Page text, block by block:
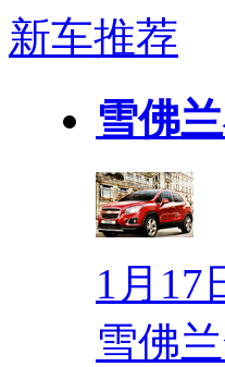
新车推荐
雪佛
1月17
雪佛